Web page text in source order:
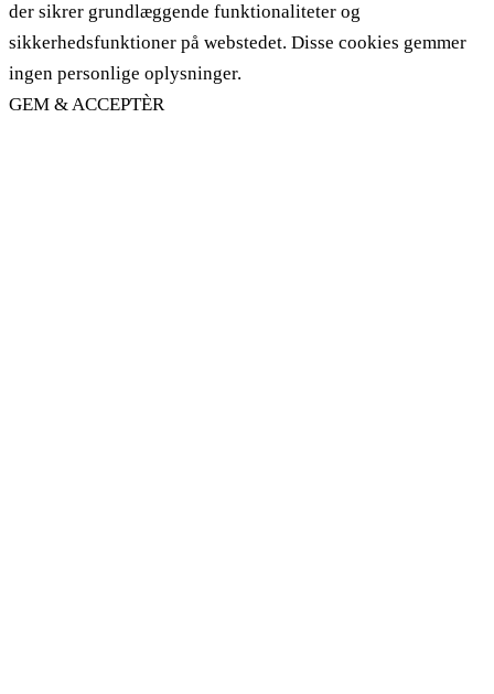
der sikrer grundlæggende funktionaliteter og
sikkerhedsfunktioner på webstedet. Disse cookies gemmer
ingen personlige oplysninger.
GEM & ACCEPTÈR